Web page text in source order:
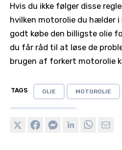
Hvis du ikke følger disse
hvilken motorolie du hælder i
godt købe den billigste olie
du får råd til at løse de
brugen af forkert motorolie
TAGS OLIE MOTOROLIE